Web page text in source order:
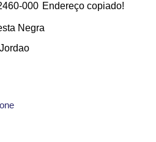
000 Endereço copiado!
Negra